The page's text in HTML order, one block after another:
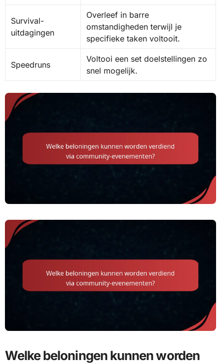
Survival-
uitdagingen
Overleef in barre
omstandigheden terwijl je
specifieke taken voltooit.
Speedruns
Voltooi een set doelstellingen zo
snel mogelijk.
Welke beloningen kunnen worden